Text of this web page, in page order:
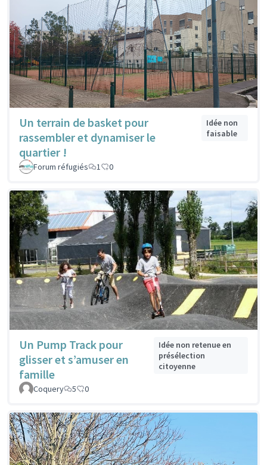
Un terrain de basket pour
rassembler et dynamiser le
quartier !
Idée non
faisable
Forum réfugiés 1 0
Un Pump Track pour
glisser et s’amuser en
famille
Idée non retenue en
présélection
citoyenne
Coquery 5 0